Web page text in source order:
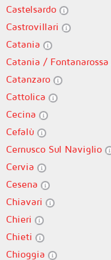
Castelsardo
Castrovillari
Catania
Catania /
Catanzaro
Cattolica
Cecina
Cefalù
Cernusco Sul Naviglio
Cervia
Cesena
Chiavari
Chieri
Chieti
Chioggia